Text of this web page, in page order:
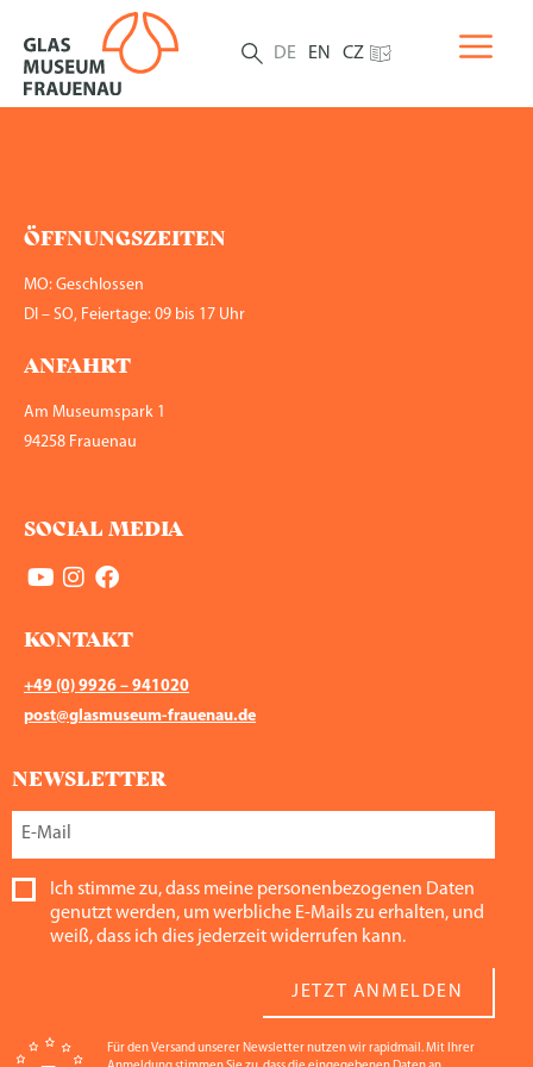
DE EN CZ
ÖFFNUNGS­ZEITEN
MO: Geschlossen
DI – SO, Feiertage: 09 bis 17 Uhr
ANFAHRT
Am Museumspark 1
94258 Frauenau
SOCIAL MEDIA
KONTAKT
+49 (0) 9926 – 941020
post@glasmuseum-frauenau.de
NEWSLETTER
Ich stimme zu, dass meine personenbezogenen Daten
genutzt werden, um werbliche E-Mails zu erhalten, und
weiß, dass ich dies jederzeit widerrufen kann.
JETZT ANMELDEN
Für den Versand unserer Newsletter nutzen wir rapidmail. Mit Ihrer